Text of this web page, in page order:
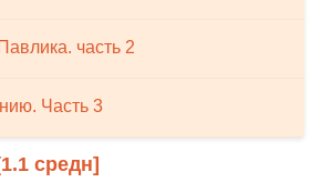
часть 2
Часть 3
1.1 средн]